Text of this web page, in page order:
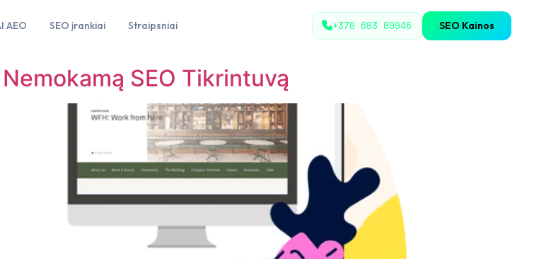
AEO SEO įrankiai Straipsniai +370 683 89946 SEO Kainos
SEO Tikrintuvą